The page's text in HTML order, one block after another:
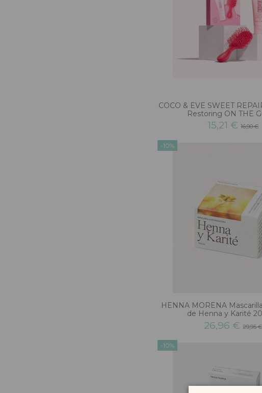
COCO & EVE SWEET
Restoring ON THE
15,21 €16,90 €
-10%
HENNA MORENA
de Henna y Karité
26,96 €29,95 €
-10%